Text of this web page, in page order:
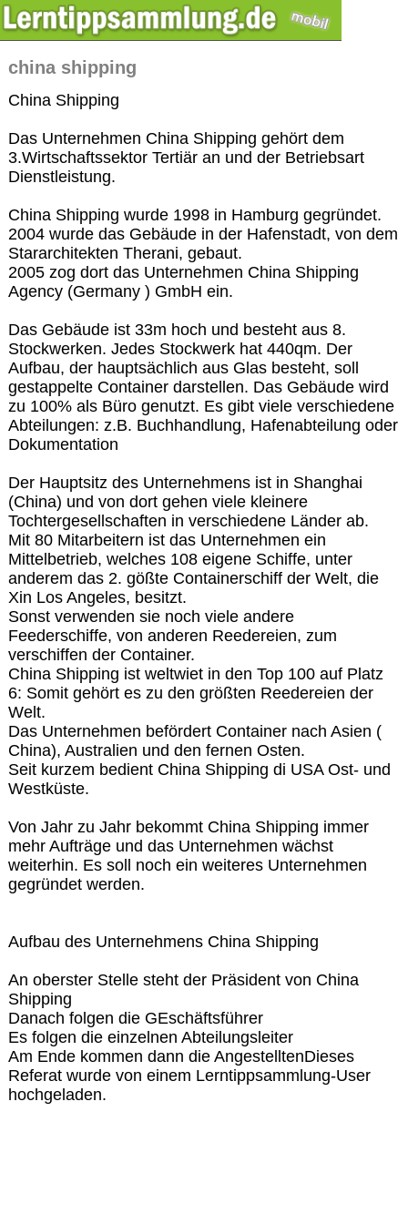
china shipping
China Shipping
Das Unternehmen China Shipping gehört dem
3.Wirtschaftssektor Tertiär an und der Betriebsart
Dienstleistung.
China Shipping wurde 1998 in Hamburg gegründet.
2004 wurde das Gebäude in der Hafenstadt, von dem
Stararchitekten Therani, gebaut.
2005 zog dort das Unternehmen China Shipping
Agency (Germany ) GmbH ein.
Das Gebäude ist 33m hoch und besteht aus 8.
Stockwerken. Jedes Stockwerk hat 440qm. Der
Aufbau, der hauptsächlich aus Glas besteht, soll
gestappelte Container darstellen. Das Gebäude wird
zu 100% als Büro genutzt. Es gibt viele verschiedene
Abteilungen: z.B. Buchhandlung, Hafenabteilung oder
Dokumentation
Der Hauptsitz des Unternehmens ist in Shanghai
(China) und von dort gehen viele kleinere
Tochtergesellschaften in verschiedene Länder ab.
Mit 80 Mitarbeitern ist das Unternehmen ein
Mittelbetrieb, welches 108 eigene Schiffe, unter
anderem das 2. gößte Containerschiff der Welt, die
Xin Los Angeles, besitzt.
Sonst verwenden sie noch viele andere
Feederschiffe, von anderen Reedereien, zum
verschiffen der Container.
China Shipping ist weltwiet in den Top 100 auf Platz
6: Somit gehört es zu den größten Reedereien der
Welt.
Das Unternehmen befördert Container nach Asien (
China), Australien und den fernen Osten.
Seit kurzem bedient China Shipping di USA Ost- und
Westküste.
Von Jahr zu Jahr bekommt China Shipping immer
mehr Aufträge und das Unternehmen wächst
weiterhin. Es soll noch ein weiteres Unternehmen
gegründet werden.
Aufbau des Unternehmens China Shipping
An oberster Stelle steht der Präsident von China
Shipping
Danach folgen die GEschäftsführer
Es folgen die einzelnen Abteilungsleiter
Am Ende kommen dann die AngestelltenDieses
Referat wurde von einem Lerntippsammlung-User
hochgeladen.